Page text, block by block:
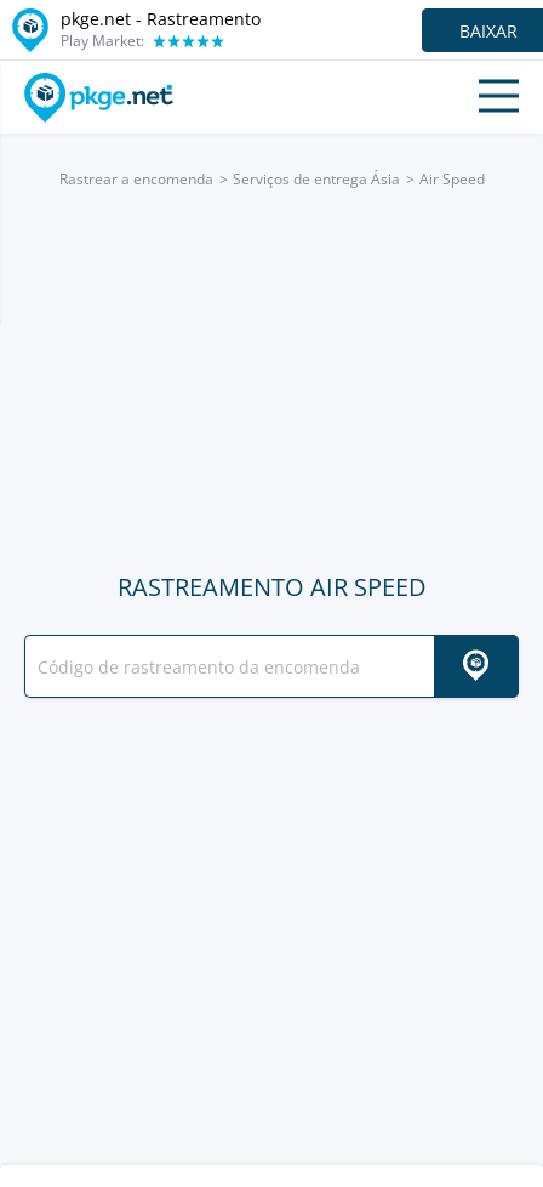
pkge.net - Rastreamento
Play Market: BAIXAR
Rastrear a encomenda Serviços de entrega Ásia Air Speed
RASTREAMENTO AIR SPEED